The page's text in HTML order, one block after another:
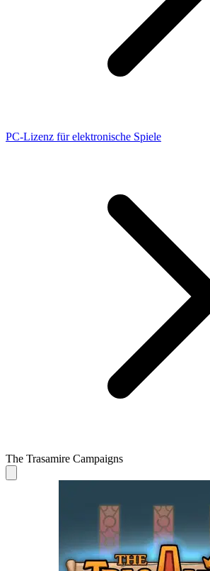
PC-Lizenz für elektronische Spiele
The Trasamire Campaigns